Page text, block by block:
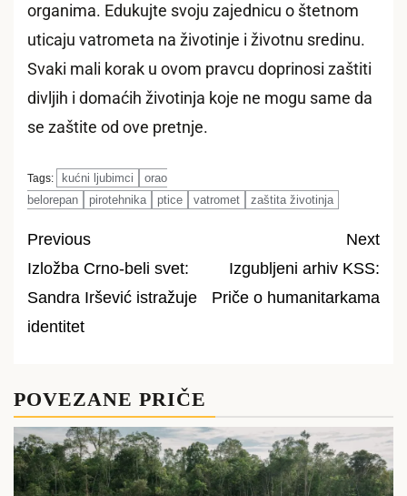
organima. Edukujte svoju zajednicu o štetnom
uticaju vatrometa na životinje i životnu sredinu.
Svaki mali korak u ovom pravcu doprinosi zaštiti
divljih i domaćih životinja koje ne mogu same da
se zaštite od ove pretnje.
Tags: kućni ljubimci
orao
belorepan
pirotehnika ptice vatromet zaštita životinja
Post
navigation
Previous
Izložba Crno-beli svet:
Sandra Iršević istražuje
identitet
Next
Izgubljeni arhiv KSS:
Priče o humanitarkama
POVEZANE PRIČE